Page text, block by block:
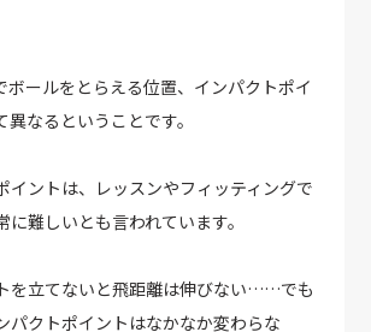
ボールをとらえる位置、インパクトポイ
なるということです。
イントは、レッスンやフィッティングで
難しいとも言われています。
を立てないと飛距離は伸びない……でも
パクトポイントはなかなか変わらな